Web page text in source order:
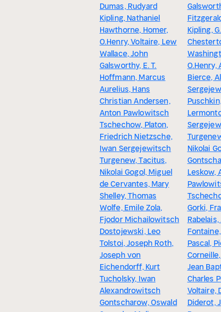
Dumas, Rudyard
Kipling, Nathaniel
Hawthorne, Homer,
O.Henry, Voltaire, Lew
Wallace, John
Galsworthy, E. T.
Hoffmann, Marcus
Aurelius, Hans
Christian Andersen,
Anton Pawlowitsch
Tschechow, Platon,
Friedrich Nietzsche,
Iwan Sergejewitsch
Turgenew, Tacitus,
Nikolai Gogol, Miguel
de Cervantes, Mary
Shelley, Thomas
Wolfe, Emile Zola,
Fjodor Michailowitsch
Dostojewski, Leo
Tolstoi, Joseph Roth,
Joseph von
Eichendorff, Kurt
Tucholsky, Iwan
Alexandrowitsch
Gontscharow, Oswald
Kipling,
O.Henry,
Bierce,
Nikolai
Leskow,
Gorki,
Pascal,
Jean
Charles
Voltaire,
Diderot,